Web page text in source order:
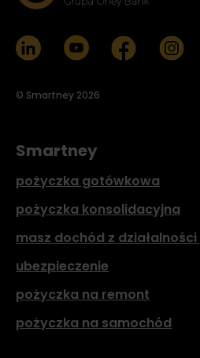
© Smartney 2026
Smartney
pożyczka gotówkowa
pożyczka konsolidacyjna
masz dochód z
ubezpieczenie
pożyczka na remont
pożyczka na samochód